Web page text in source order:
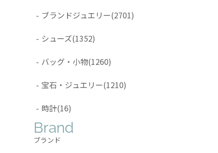
- ブランドジュエリー(2701)
- シューズ(1352)
- バッグ・小物(1260)
- 宝石・ジュエリー(1210)
- 時計(16)
Brand
ブランド